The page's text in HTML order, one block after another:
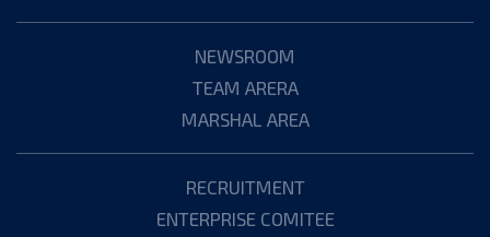
NEWSROOM
TEAM ARERA
MARSHAL AREA
RECRUITMENT
ENTERPRISE COMITEE